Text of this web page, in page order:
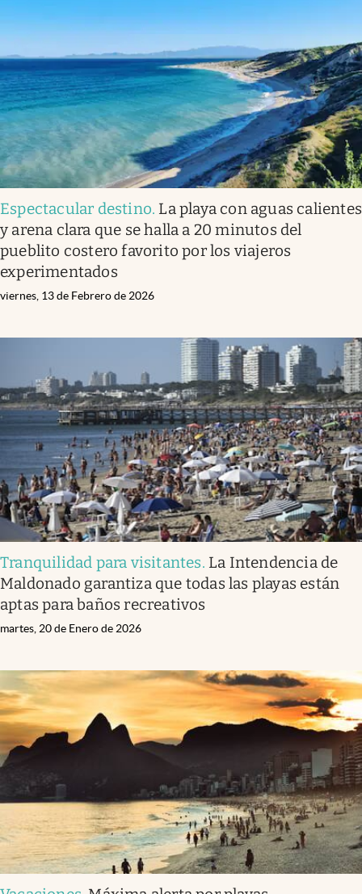
Espectacular destino. La playa con aguas calientes
y arena clara que se halla a 20 minutos del
pueblito costero favorito por los viajeros
experimentados
viernes, 13 de Febrero de 2026
Tranquilidad para visitantes. La Intendencia de
Maldonado garantiza que todas las playas están
aptas para baños recreativos
martes, 20 de Enero de 2026